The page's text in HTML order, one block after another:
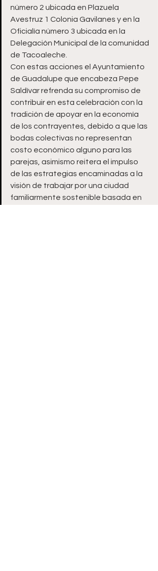
número 2 ubicada en Plazuela
Avestruz 1 Colonia Gavilanes y en la
Oficialía número 3 ubicada en la
Delegación Municipal de la comunidad
de Tacoaleche.
Con estas acciones el Ayuntamiento
de Guadalupe que encabeza Pepe
Saldívar refrenda su compromiso de
contribuir en esta celebración con la
tradición de apoyar en la economía
de los contrayentes, debido a que las
bodas colectivas no representan
costo económico alguno para las
parejas, asimismo reitera el impulso
de las estrategias encaminadas a la
visión de trabajar por una ciudad
familiarmente sostenible basada en